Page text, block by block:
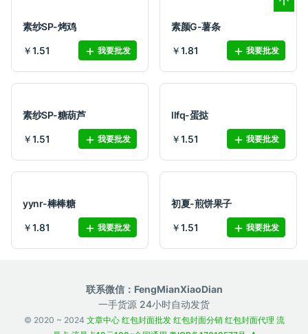
素纱SP-烤鸡
￥1.51 我要批发
素颜G-薯条
￥1.81 我要批发
素纱SP-糖葫芦
￥1.51 我要批发
llfq-蛋挞
￥1.51 我要批发
yynr-棒棒糖
￥1.81 我要批发
初夏-煎饼果子
￥1.51 我要批发
联系微信：FengMianXiaoDian
一手货源 24小时自动发货
© 2020 ~ 2024 文章中心 红包封面批发 红包封面分销 红包封面代理 流